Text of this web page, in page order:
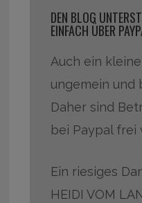
DEN BLOG
EINFACH ÜBER
Auch ein
ungemein und
Daher sind
bei Paypal frei
Ein riesiges
HEIDI VOM